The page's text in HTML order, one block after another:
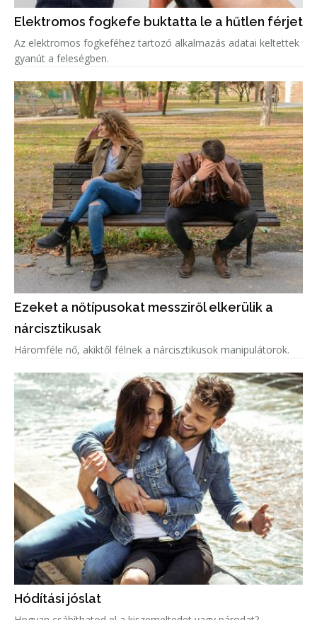
Elektromos fogkefe buktatta le a hűtlen férjet
Az elektromos fogkeféhez tartozó alkalmazás adatai keltettek
gyanút a feleségben.
Ezeket a nőtípusokat messziről elkerülik a
nárcisztikusak
Háromféle nő, akiktől félnek a nárcisztikusok manipulátorok.
Hódítási jóslat